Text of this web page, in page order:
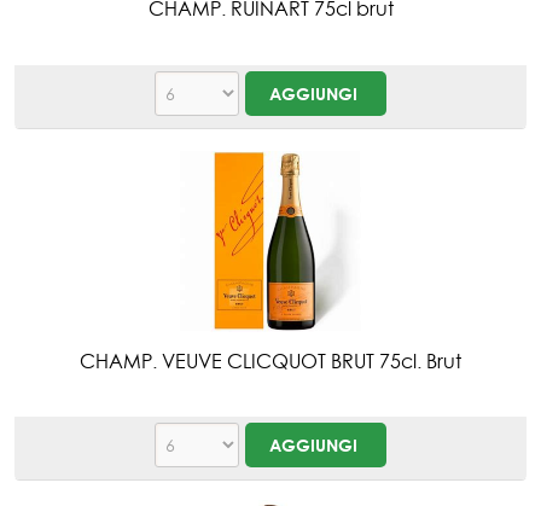
CHAMP. RUINART 75cl brut
CHAMP. VEUVE CLICQUOT BRUT 75cl. Brut